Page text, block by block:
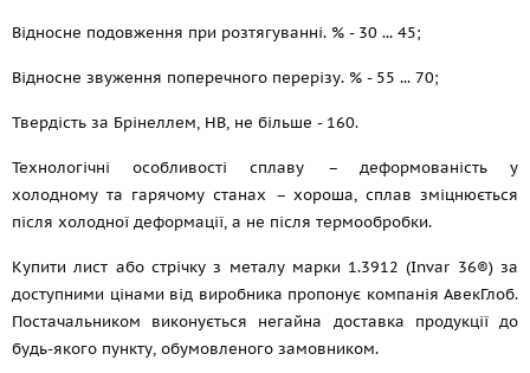
Відносне подовження при розтягуванні. % - 30 ... 45;
Відносне звуження поперечного перерізу. % - 55 ... 70;
Твердість за Брінеллем, НВ, не більше - 160.
Технологічні особливості сплаву – деформованість у
холодному та гарячому станах – хороша, сплав зміцнюється
після холодної деформації, а не після термообробки.
Купити лист або стрічку з металу марки 1.3912 (Invar 36®) за
доступними цінами від виробника пропонує компанія АвекГлоб.
Постачальником виконується негайна доставка продукції до
будь-якого пункту, обумовленого замовником.